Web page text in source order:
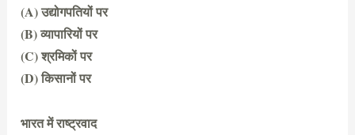
(A) उद्योगपतियों पर
(B) व्यापारियों पर
(C) श्रमिकों पर
(D) किसानों पर
भारत में राष्ट्रवाद